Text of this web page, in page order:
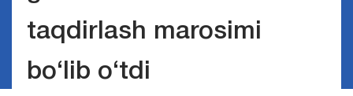
taqdirlash marosimi
bo‘lib o‘tdi